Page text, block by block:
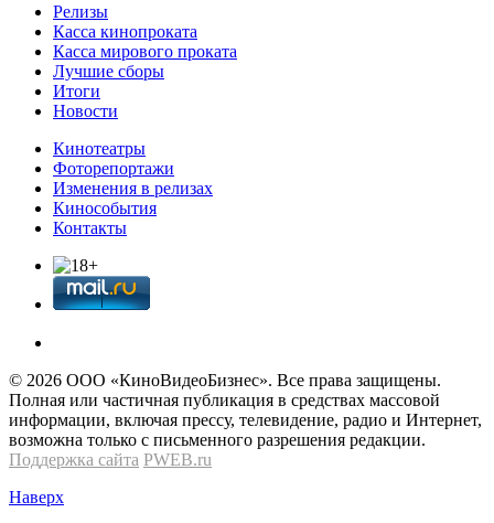
Релизы
Касса кинопроката
Касса мирового проката
Лучшие сборы
Итоги
Новости
Кинотеатры
Фоторепортажи
Изменения в релизах
Кинособытия
Контакты
© 2026 OOО «КиноВидеоБизнес». Все права защищены.
Полная или частичная публикация в средствах массовой
информации, включая прессу, телевидение, радио и Интернет,
возможна только с письменного разрешения редакции.
Поддержка сайта PWEB.ru
Наверх